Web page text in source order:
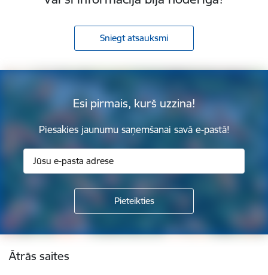
Sniegt atsauksmi
Esi pirmais, kurš uzzina!
Piesakies jaunumu saņemšanai savā e-pastā!
Kājene
Ātrās saites